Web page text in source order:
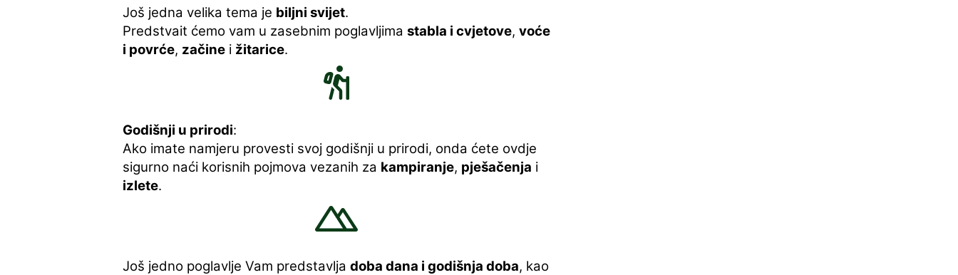
Još jedna velika tema je biljni svijet.
Predstvait ćemo vam u zasebnim poglavljima stabla i cvjetove, voće
i povrće, začine i žitarice.
Godišnji u prirodi:
Ako imate namjeru provesti svoj godišnji u prirodi, onda ćete ovdje
sigurno naći korisnih pojmova vezanih za kampiranje, pješačenja i
izlete.
Još jedno poglavlje Vam predstavlja doba dana i godišnja doba, kao